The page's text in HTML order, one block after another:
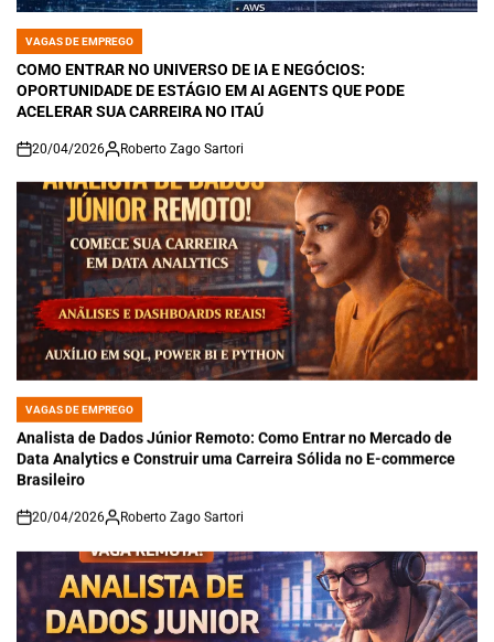
POSTED
IN
VAGAS DE EMPREGO
COMO ENTRAR NO UNIVERSO DE IA E NEGÓCIOS:
OPORTUNIDADE DE ESTÁGIO EM AI AGENTS QUE PODE
ACELERAR SUA CARREIRA NO ITAÚ
on
20/04/2026 Roberto Zago Sartori
POSTED
IN
VAGAS DE EMPREGO
Analista de Dados Júnior Remoto: Como Entrar no Mercado de
Data Analytics e Construir uma Carreira Sólida no E-commerce
Brasileiro
on
20/04/2026 Roberto Zago Sartori